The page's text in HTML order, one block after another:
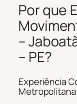
Por que
–
– PE?
Experiência
Metropolitana